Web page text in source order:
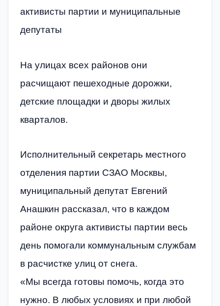
активисты партии и муниципальные
депутаты
На улицах всех районов они
расчищают пешеходные дорожки,
детские площадки и дворы жилых
кварталов.
Исполнительный секретарь местного
отделения партии СЗАО Москвы,
муниципальный депутат Евгений
Анашкин рассказал, что в каждом
районе округа активисты партии весь
день помогали коммунальным службам
в расчистке улиц от снега.
«Мы всегда готовы помочь, когда это
нужно. В любых условиях и при любой